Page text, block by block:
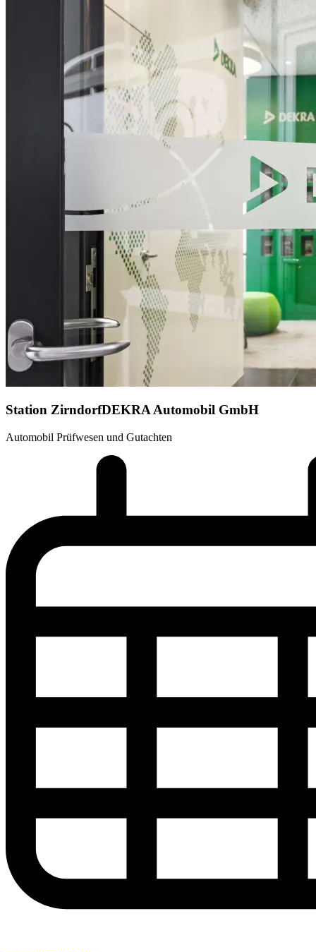
Station ZirndorfDEKRA Automobil GmbH
Automobil Prüfwesen und Gutachten